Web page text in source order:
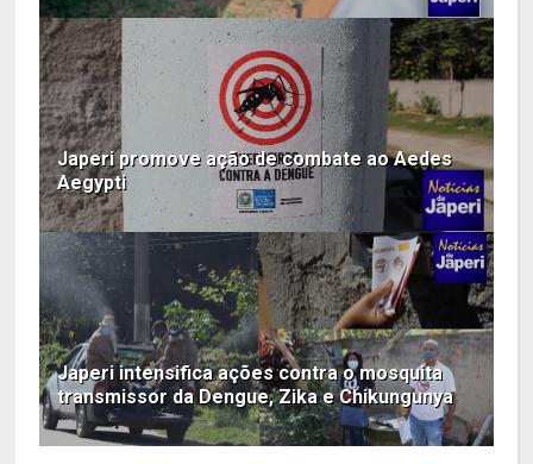
Japeri promove ação de combate ao Aedes
Aegypti
Japeri intensifica ações contra o mosquita
transmissor da Dengue, Zika e Chikungunya